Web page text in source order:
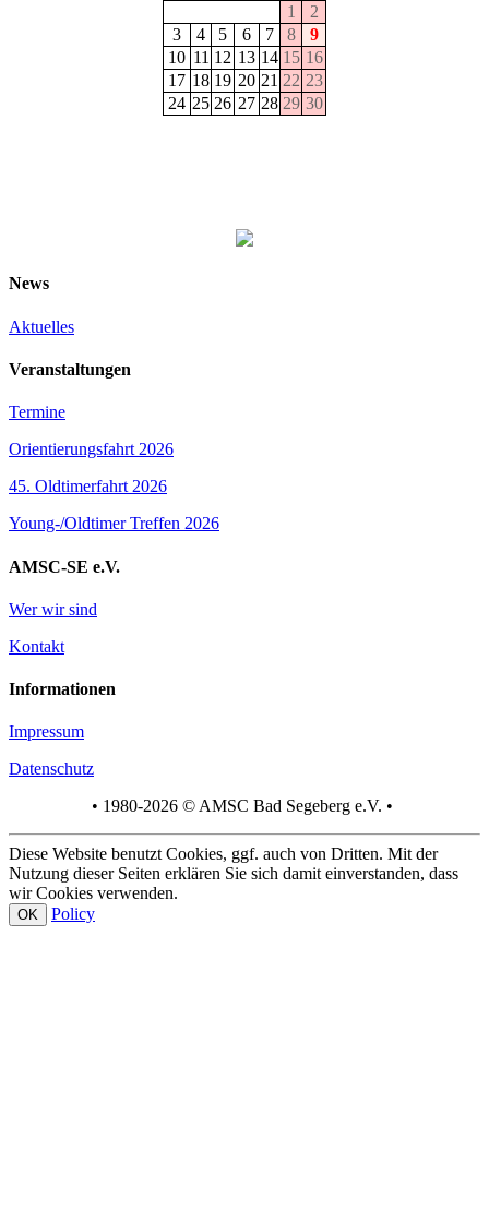
1
2
3
4 5 6 7 8
9
10 11 12 13 14 15 16
17 18 19 20 21 22 23
24 25 26 27 28 29 30
News
Aktuelles
Veranstaltungen
Termine
Orientierungsfahrt 2026
45. Oldtimerfahrt 2026
Young-/Oldtimer Treffen 2026
AMSC-SE e.V.
Wer wir sind
Kontakt
Informationen
Impressum
Datenschutz
• 1980-2026 © AMSC Bad Segeberg e.V. •
Diese Website benutzt Cookies, ggf. auch von Dritten. Mit der
Nutzung dieser Seiten erklären Sie sich damit einverstanden, dass
wir Cookies verwenden.
OK Policy